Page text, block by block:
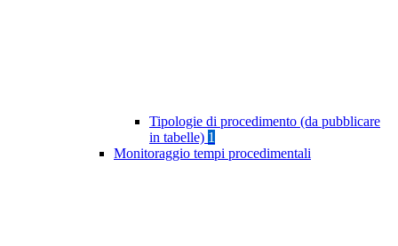
Tipologie di procedimento (da pubblicare
in tabelle) 1
Monitoraggio tempi procedimentali